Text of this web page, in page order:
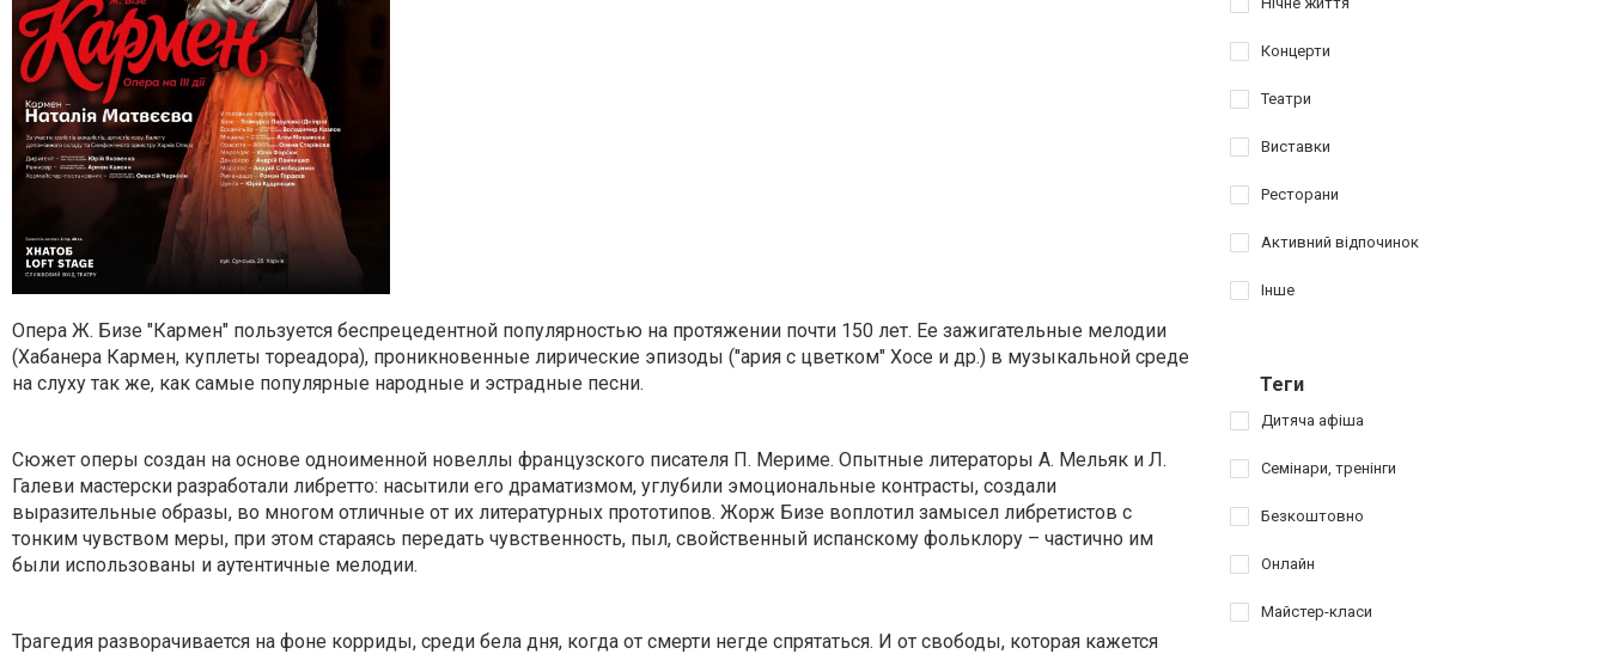
Опера Ж. Бизе "Кармен" пользуется беспрецедентной популярностью на протяжении почти 150 лет. Ее зажигательные мелодии
(Хабанера Кармен, куплеты тореадора), проникновенные лирические эпизоды ("ария с цветком" Хосе и др.) в музыкальной среде
на слуху так же, как самые популярные народные и эстрадные песни.
Сюжет оперы создан на основе одноименной новеллы французского писателя П. Мериме. Опытные литераторы А. Мельяк и Л.
Галеви мастерски разработали либретто: насытили его драматизмом, углубили эмоциональные контрасты, создали
выразительные образы, во многом отличные от их литературных прототипов. Жорж Бизе воплотил замысел либретистов с
тонким чувством меры, при этом стараясь передать чувственность, пыл, свойственный испанскому фольклору – частично им
были использованы и аутентичные мелодии.
Трагедия разворачивается на фоне корриды, среди бела дня, когда от смерти негде спрятаться. И от свободы, которая кажется
Концерти
Театри
Виставки
Ресторани
Активний відпочинок
Інше
Теги
Дитяча афіша
Семінари, тренінги
Безкоштовно
Онлайн
Майстер-класи